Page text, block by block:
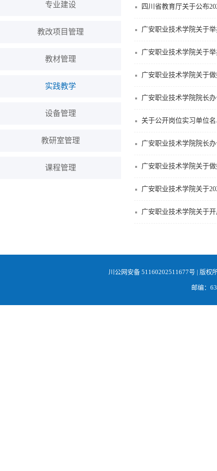
专业建设
教改项目管理
教材管理
实践教学
设备管理
教研室管理
课程管理
四川省教育厅关于公布
广安职业技术学院关于
广安职业技术学院关于
广安职业技术学院关于
广安职业技术学院院长
关于公开岗位实习单位
广安职业技术学院院长
广安职业技术学院关于
广安职业技术学院关于
广安职业技术学院关于
川公网安备 51160202511677号 | 版权
邮编：